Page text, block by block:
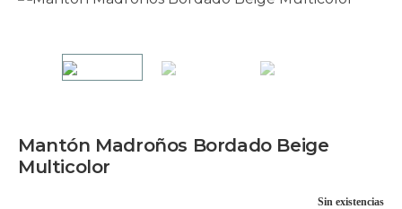
Mantón Madroños Bordado Beige
Multicolor
Sin existencias